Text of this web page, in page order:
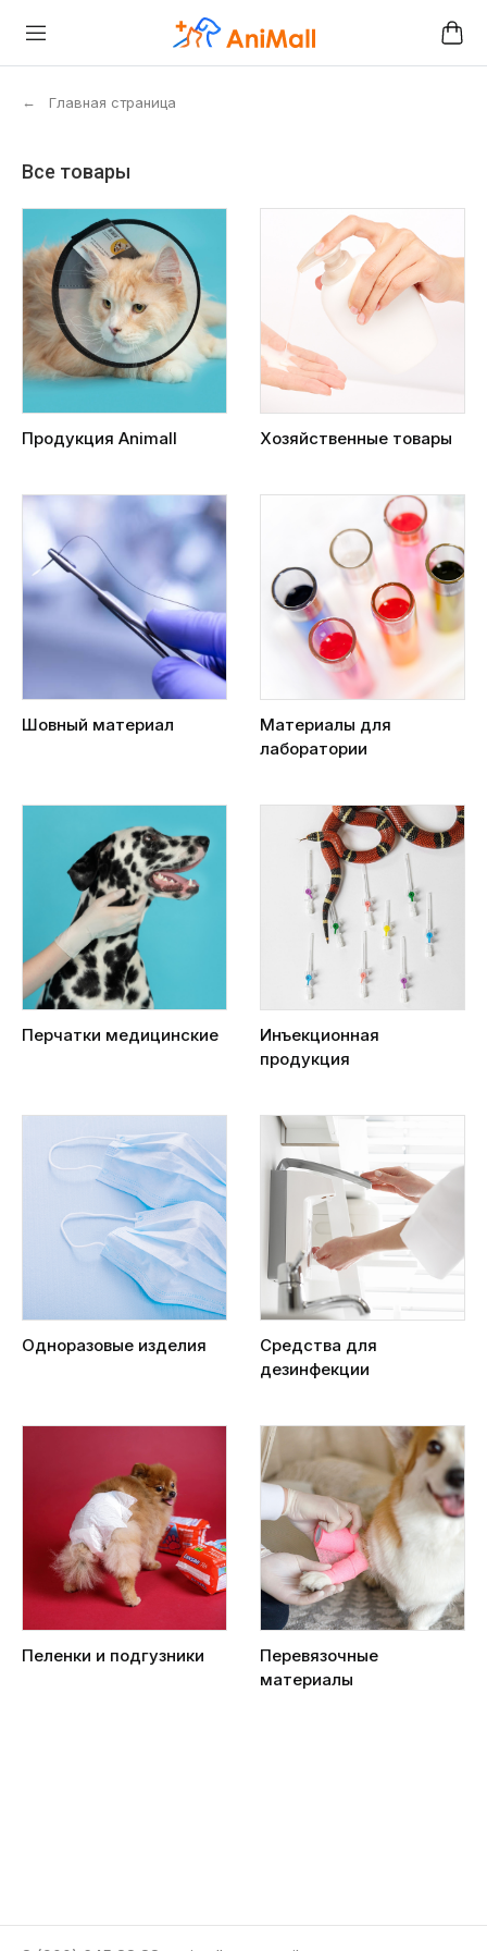
← Главная страница
Все товары
Продукция Animall Хозяйственные товары
Шовный материал
Материалы для
лаборатории
Перчатки медицинские
Инъекционная
продукция
Одноразовые изделия
Средства для
дезинфекции
Пеленки и подгузники
Перевязочные
материалы